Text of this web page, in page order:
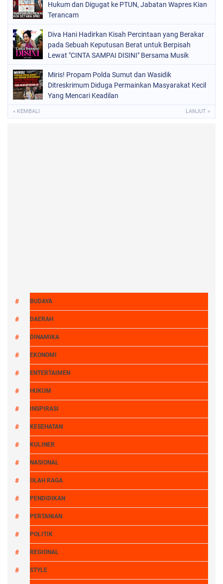
Hukum dan Digugat ke PTUN, Jabatan Wapres Kian
Terancam
Diva Hani Hadirkan Kisah Percintaan yang Berakar
pada Sebuah Keputusan Berat untuk Berpisah
Lewat "CINTA SAMPAI DISINI" Bersama Musik
Miris! Propam Polda Sumut dan Wasidik
Ditreskrimum Diduga Permainkan Masyarakat Kecil
Yang Mencari Keadilan
« KEMBALI LANJUT »
BUDAYA
DAERAH
DINAMIKA
EKONOMI
ENTERTAIMEN
HUKUM
INSPIRASI
KESEHATAN
KULINER
NASIONAL
OLAH RAGA
PENDIDIKAN
PERTANIAN
POLITIK
REGIONAL
STYLE